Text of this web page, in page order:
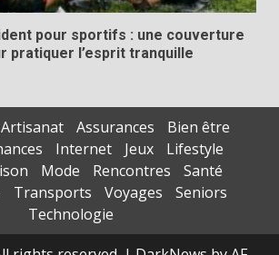
pour sportifs : une couverture
pratiquer l’esprit tranquille
Artisanat Assurances
Bien être
Internet Jeux
Lifestyle
Mode Rencontres
Santé
Transports Voyages
Seniors
Technologie